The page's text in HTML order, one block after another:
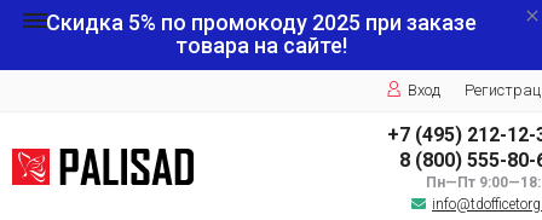
Скидка 5% по промокоду 2025 при заказе
товара на сайте!
Вход
+7 (495) 212-12-
8 (800) 555-80-
Пн—Пт